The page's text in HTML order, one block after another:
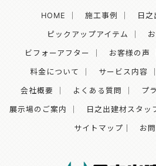
HOME 施工事例 日
ピックアップアイテム
ビフォーアフター お客様の声
料金について サービス内容
会社概要 よくある質問 プ
展示場のご案内 日之出建材スタッ
サイトマップ｜ お